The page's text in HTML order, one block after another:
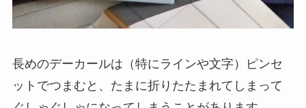
長めのデーカールは（特にラインや文字）ピンセ
ットでつまむと、たまに折りたたまれてしまって